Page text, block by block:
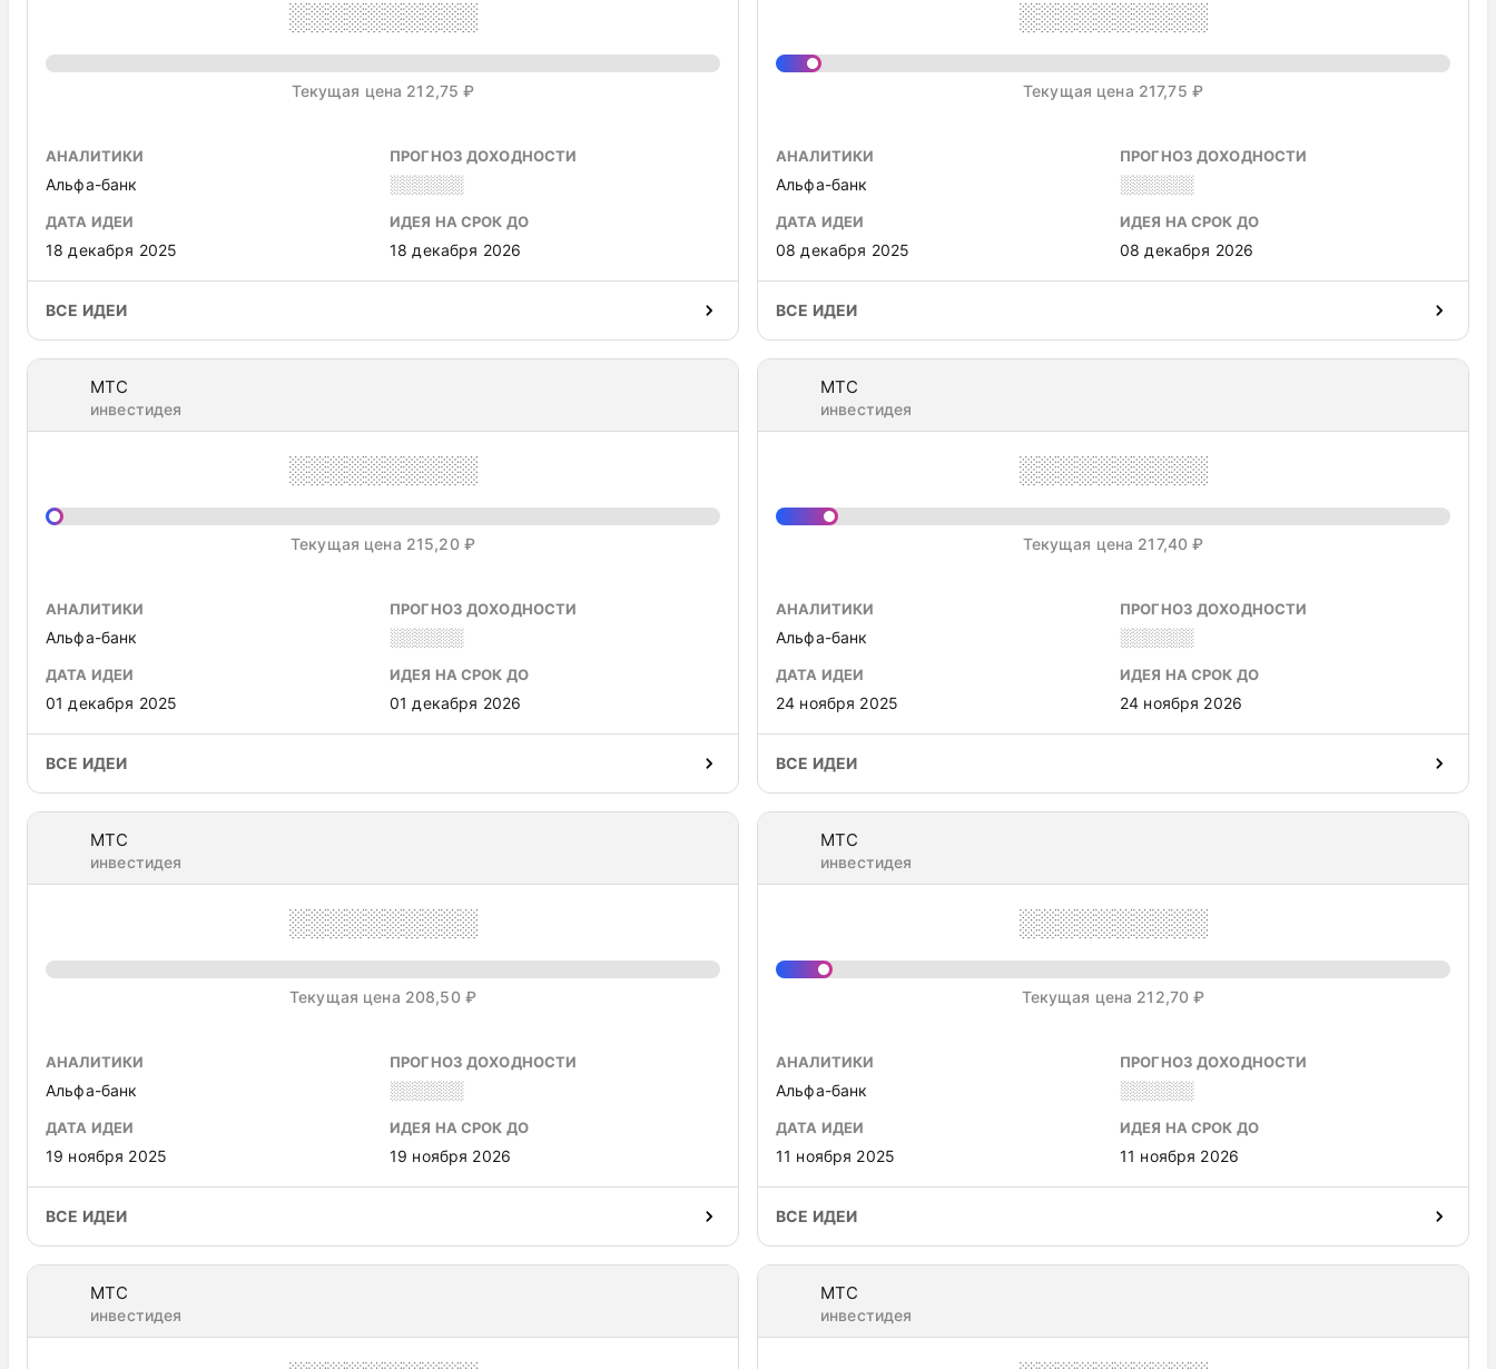
░░░░░░░░░░
Текущая цена 212,75 ₽
АНАЛИТИКИ
Альфа-банк
ПРОГНОЗ ДОХОДНОСТИ
░░░░░░
ДАТА ИДЕИ
18 декабря 2025
ИДЕЯ НА СРОК ДО
18 декабря 2026
ВСЕ ИДЕИ
░░░░░░░░░░
Текущая цена 217,75 ₽
АНАЛИТИКИ
Альфа-банк
ПРОГНОЗ ДОХОДНОСТИ
░░░░░░
ДАТА ИДЕИ
08 декабря 2025
ИДЕЯ НА СРОК ДО
08 декабря 2026
ВСЕ ИДЕИ
МТС
инвестидея
░░░░░░░░░░
Текущая цена 215,20 ₽
АНАЛИТИКИ
Альфа-банк
ПРОГНОЗ ДОХОДНОСТИ
░░░░░░
ДАТА ИДЕИ
01 декабря 2025
ИДЕЯ НА СРОК ДО
01 декабря 2026
ВСЕ ИДЕИ
МТС
инвестидея
░░░░░░░░░░
Текущая цена 217,40 ₽
АНАЛИТИКИ
Альфа-банк
ПРОГНОЗ ДОХОДНОСТИ
░░░░░░
ДАТА ИДЕИ
24 ноября 2025
ИДЕЯ НА СРОК ДО
24 ноября 2026
ВСЕ ИДЕИ
МТС
инвестидея
░░░░░░░░░░
Текущая цена 208,50 ₽
АНАЛИТИКИ
Альфа-банк
ПРОГНОЗ ДОХОДНОСТИ
░░░░░░
ДАТА ИДЕИ
19 ноября 2025
ИДЕЯ НА СРОК ДО
19 ноября 2026
ВСЕ ИДЕИ
МТС
инвестидея
░░░░░░░░░░
Текущая цена 212,70 ₽
АНАЛИТИКИ
Альфа-банк
ПРОГНОЗ ДОХОДНОСТИ
░░░░░░
ДАТА ИДЕИ
11 ноября 2025
ИДЕЯ НА СРОК ДО
11 ноября 2026
ВСЕ ИДЕИ
МТС
инвестидея
МТС
инвестидея